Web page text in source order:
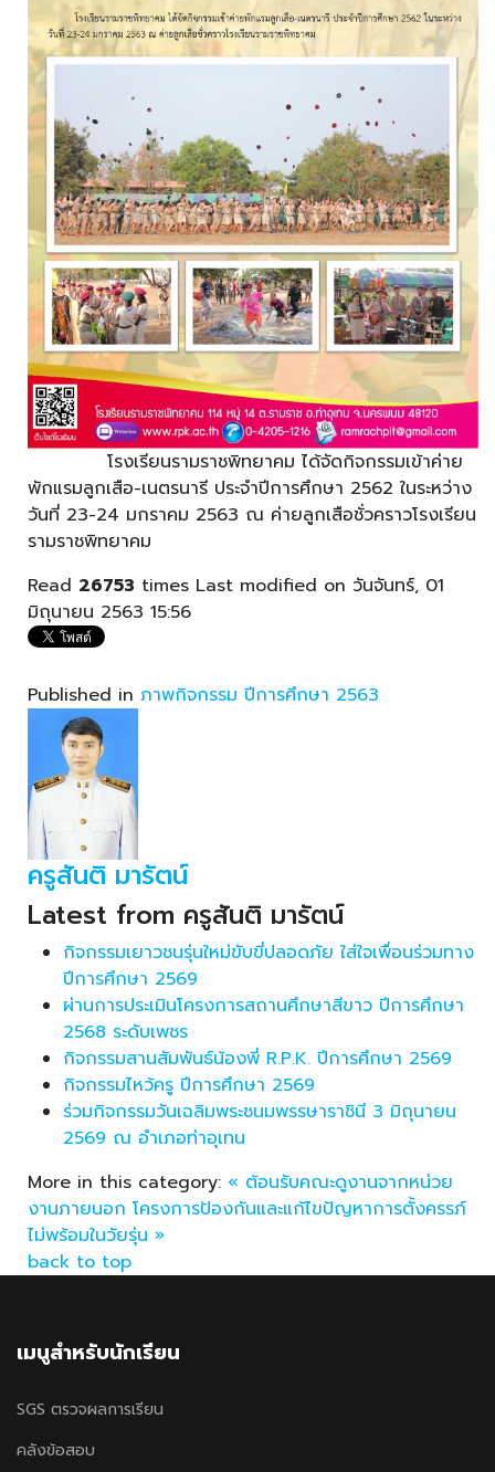
โรงเรียนรามราชพิทยาคม ได้จัดกิจกรรมเข้าค่าย
พักแรมลูกเสือ-เนตรนารี ประจำปีการศึกษา 2562 ในระหว่าง
วันที่ 23-24 มกราคม 2563 ณ ค่ายลูกเสือชั่วคราวโรงเรียน
รามราชพิทยาคม
Read 26753 times Last modified on วันจันทร์, 01
มิถุนายน 2563 15:56
Published in ภาพกิจกรรม ปีการศึกษา 2563
ครูสันติ มารัตน์
Latest from ครูสันติ มารัตน์
กิจกรรมเยาวชนรุ่นใหม่ขับขี่ปลอดภัย ใส่ใจเพื่อนร่วมทาง
ปีการศึกษา 2569
ผ่านการประเมินโครงการสถานศึกษาสีขาว ปีการศึกษา
2568 ระดับเพชร
กิจกรรมสานสัมพันธ์น้องพี่ R.P.K. ปีการศึกษา 2569
กิจกรรมไหว้ครู ปีการศึกษา 2569
ร่วมกิจกรรมวันเฉลิมพระชนมพรรษาราชินี 3 มิถุนายน
2569 ณ อำเภอท่าอุเทน
More in this category: « ต้อนรับคณะดูงานจากหน่วย
งานภายนอก โครงการป้องกันและแก้ไขปัญหาการตั้งครรภ์
ไม่พร้อมในวัยรุ่น »
back to top
เมนูสำหรับนักเรียน
SGS ตรวจผลการเรียน
คลังข้อสอบ